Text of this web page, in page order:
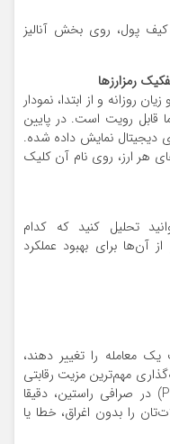
پول، روی بخش آنالیز
روزانه و از ابتدا، نمودار
قابل رویت است. در پایین
دیجیتال نمایش داده شده.
هر ارز، روی نام آن کلیک
تحلیل کنید که کدام
آن‌ها برای بهبود عملکرد
معامله را تغییر دهند،
مهم‌ترین مزیت رقابتی
شماست. ابزار محاسبه سود و زیان (PNL) در صرافی راستین، دقیقا
را بدون اغراق، خطا یا